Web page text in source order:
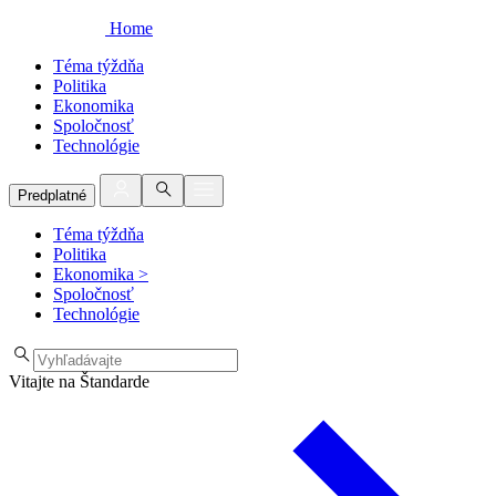
Home
Téma týždňa
Politika
Ekonomika
Spoločnosť
Technológie
Predplatné
Téma týždňa
Politika
Ekonomika >
Spoločnosť
Technológie
Vitajte na Štandarde